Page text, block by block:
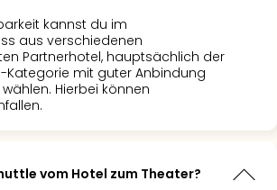
kannst du im
aus verschiedenen
Partnerhotel, hauptsächlich der
Kategorie mit guter Anbindung
Hierbei können
vom Hotel zum Theater?